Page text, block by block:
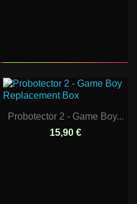
Probotector 2 - Game Boy...
15,90 €